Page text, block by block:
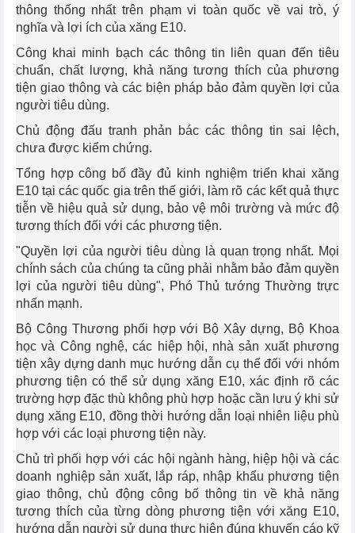
thông thống nhất trên phạm vi toàn quốc về vai trò, ý
nghĩa và lợi ích của xăng E10.
Công khai minh bạch các thông tin liên quan đến tiêu
chuẩn, chất lượng, khả năng tương thích của phương
tiện giao thông và các biện pháp bảo đảm quyền lợi của
người tiêu dùng.
Chủ động đấu tranh phản bác các thông tin sai lệch,
chưa được kiểm chứng.
Tổng hợp công bố đầy đủ kinh nghiệm triển khai xăng
E10 tại các quốc gia trên thế giới, làm rõ các kết quả thực
tiễn về hiệu quả sử dụng, bảo vệ môi trường và mức độ
tương thích đối với các phương tiện.
"Quyền lợi của người tiêu dùng là quan trọng nhất. Mọi
chính sách của chúng ta cũng phải nhằm bảo đảm quyền
lợi của người tiêu dùng", Phó Thủ tướng Thường trực
nhấn mạnh.
Bộ Công Thương phối hợp với Bộ Xây dựng, Bộ Khoa
học và Công nghệ, các hiệp hội, nhà sản xuất phương
tiện xây dựng danh mục hướng dẫn cụ thể đối với nhóm
phương tiện có thể sử dụng xăng E10, xác định rõ các
trường hợp đặc thù không phù hợp hoặc cần lưu ý khi sử
dụng xăng E10, đồng thời hướng dẫn loại nhiên liệu phù
hợp với các loại phương tiện này.
Chủ trì phối hợp với các hội ngành hàng, hiệp hội và các
doanh nghiệp sản xuất, lắp ráp, nhập khẩu phương tiện
giao thông, chủ động công bố thông tin về khả năng
tương thích của từng dòng phương tiện với xăng E10,
hướng dẫn người sử dụng thực hiện đúng khuyến cáo kỹ